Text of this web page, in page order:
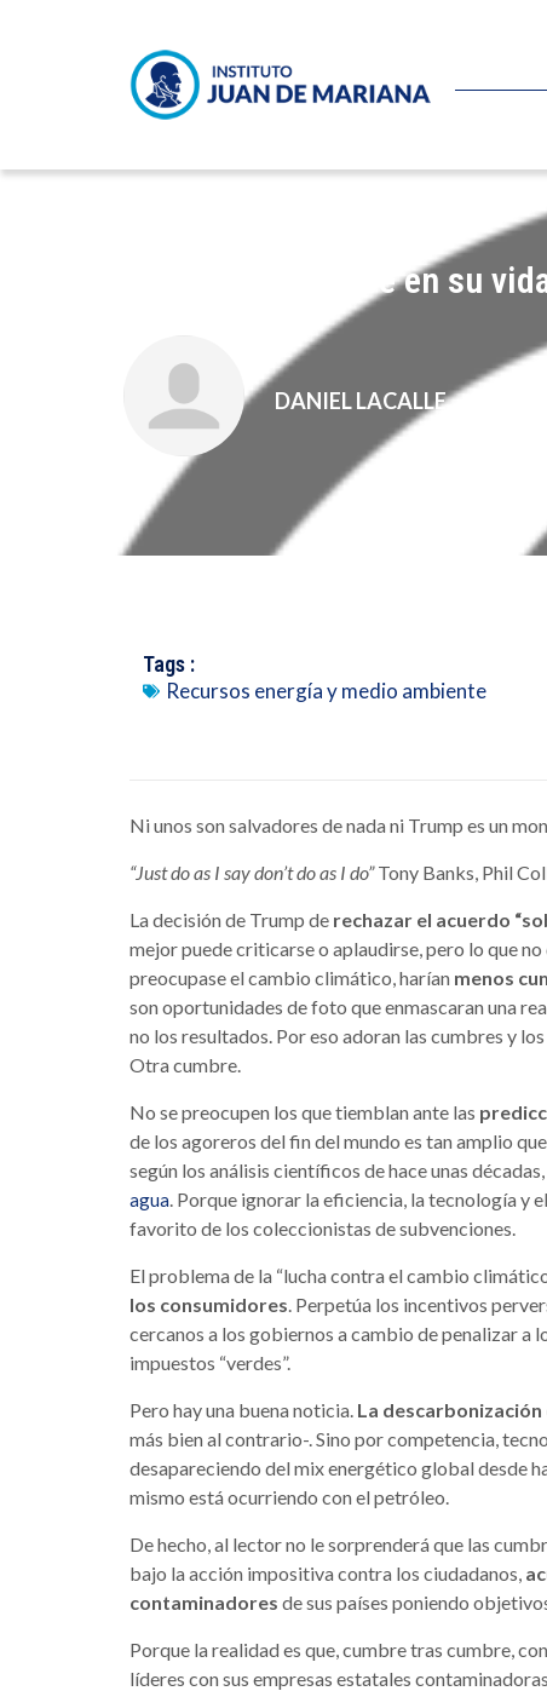
Ponga una cumbre en su
DANIEL LACALLE
Tags :
Recursos energía y medio ambiente
Ni unos son salvadores de nada ni Trump es un
“Just do as I say don’t do as I do”Tony Banks, Phil
La decisión de Trump de rechazar el acuerdo
mejor puede criticarse o aplaudirse, pero lo que
preocupase el cambio climático, harían menos
son oportunidades de foto que enmascaran una
no los resultados. Por eso adoran las cumbres y
Otra cumbre.
No se preocupen los que tiemblan ante las
de los agoreros del fin del mundo es tan amplio
según los análisis científicos de hace unas
agua. Porque ignorar la eficiencia, la tecnología y
favorito de los coleccionistas de subvenciones.
El problema de la “lucha contra el cambio
los consumidores. Perpetúa los incentivos
cercanos a los gobiernos a cambio de penalizar a
impuestos “verdes”.
Pero hay una buena noticia. La
más bien al contrario-. Sino por competencia,
desapareciendo del mix energético global desde
mismo está ocurriendo con el petróleo.
De hecho, al lector no le sorprenderá que las
bajo la acción impositiva contra los ciudadanos,
contaminadores de sus países poniendo
Porque la realidad es que, cumbre tras cumbre,
líderes con sus empresas estatales